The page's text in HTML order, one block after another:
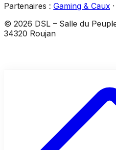
Partenaires : Gaming & Caux ·
© 2026 DSL – Salle du
34320 Roujan